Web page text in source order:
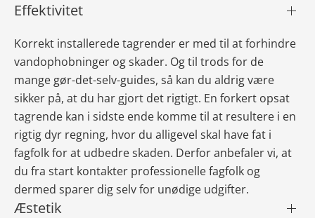
Effektivitet
Korrekt installerede tagrender er med til at forhindre
vandophobninger og skader. Og til trods for de
mange gør-det-selv-guides, så kan du aldrig være
sikker på, at du har gjort det rigtigt. En forkert opsat
tagrende kan i sidste ende komme til at resultere i en
rigtig dyr regning, hvor du alligevel skal have fat i
fagfolk for at udbedre skaden. Derfor anbefaler vi, at
du fra start kontakter professionelle fagfolk og
dermed sparer dig selv for unødige udgifter.
Æstetik